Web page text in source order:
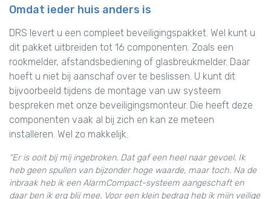
Omdat ieder huis anders is
DRS levert u een compleet beveiligingspakket. Wel kunt u
dit pakket uitbreiden tot 16 componenten. Zoals een
rookmelder, afstandsbediening of glasbreukmelder. Daar
hoeft u niet bij aanschaf over te beslissen. U kunt dit
bijvoorbeeld tijdens de montage van uw systeem
bespreken met onze beveiligingsmonteur. Die heeft deze
componenten vaak al bij zich en kan ze meteen
installeren. Wel zo makkelijk.
“Er is ooit bij mij ingebroken. Dat gaf een heel naar gevoel. Ik
heb geen spullen van bijzonder hoge waarde, maar toch. Na de
inbraak heb ik een AlarmCompact-systeem aangeschaft en
daar ben ik erg blij mee. Voor een klein bedrag heb ik mijn veilige